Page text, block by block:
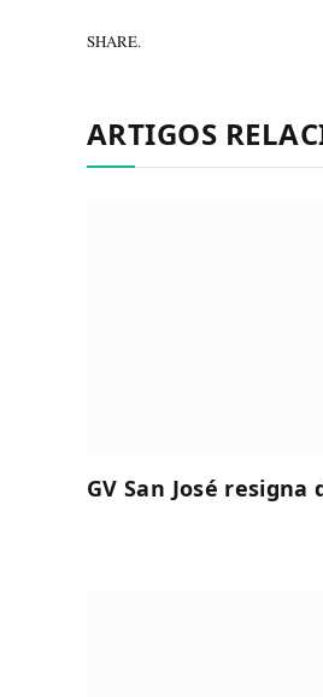
SHARE.
ARTIGOS
GV San José